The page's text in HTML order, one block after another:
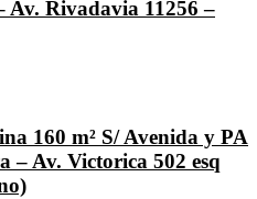
Av. Rivadavia 11256 –
160 m² S/ Avenida y PA
– Av. Victorica 502 esq